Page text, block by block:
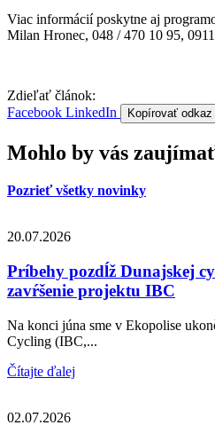
Viac informácií poskytne aj
Milan Hronec, 048 / 470 10 95,
Zdieľať článok:
Facebook LinkedIn Kopírovať odkaz
Mohlo by vás
Pozrieť všetky novinky
20.07.2026
Príbehy pozdĺž Dunajskej
zavŕšenie projektu IBC
Na konci júna sme v Ekopolise
Cycling (IBC,...
Čítajte ďalej
02.07.2026